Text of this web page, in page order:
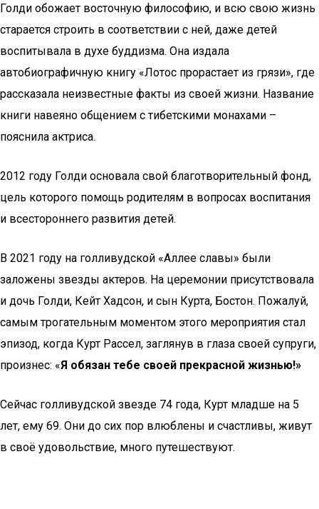
Голди обожает восточную философию, и всю свою жизнь
старается строить в соответствии с ней, даже детей
воспитывала в духе буддизма. Она издала
автобиографичную книгу «Лотос прорастает из грязи», где
рассказала неизвестные факты из своей жизни. Название
книги навеяно общением с тибетскими монахами –
пояснила актриса.
2012 году Голди основала свой благотворительный фонд,
цель которого помощь родителям в вопросах воспитания
и всестороннего развития детей.
В 2021 году на голливудской «Аллее славы» были
заложены звезды актеров. На церемонии присутствовала
и дочь Голди, Кейт Хадсон, и сын Курта, Бостон. Пожалуй,
самым трогательным моментом этого мероприятия стал
эпизод, когда Курт Рассел, заглянув в глаза своей супруги,
произнес: «Я обязан тебе своей прекрасной жизнью!»
Сейчас голливудской звезде 74 года, Курт младше на 5
лет, ему 69. Они до сих пор влюблены и счастливы, живут
в своё удовольствие, много путешествуют.